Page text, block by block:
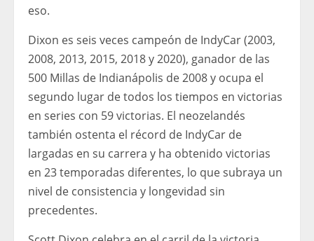
eso.
Dixon es seis veces campeón de IndyCar (2003,
2008, 2013, 2015, 2018 y 2020), ganador de las
500 Millas de Indianápolis de 2008 y ocupa el
segundo lugar de todos los tiempos en victorias
en series con 59 victorias. El neozelandés
también ostenta el récord de IndyCar de
largadas en su carrera y ha obtenido victorias
en 23 temporadas diferentes, lo que subraya un
nivel de consistencia y longevidad sin
precedentes.